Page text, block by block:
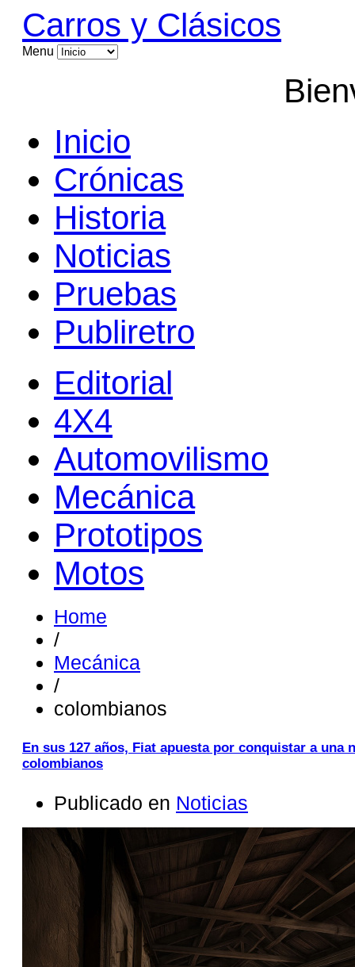
Carros y Clásicos
Menu
Inicio
Crónicas
Historia
Noticias
Pruebas
Publiretro
Editorial
4X4
Automovilismo
Mecánica
Prototipos
Motos
Home
/
Mecánica
/
colombianos
En sus 127 años, Fiat apuesta por conquistar a una
colombianos
Publicado en Noticias